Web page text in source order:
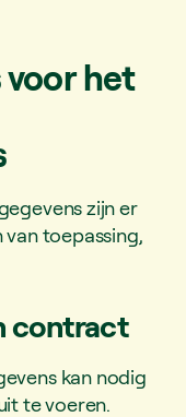
voor het
zijn er
toepassing,
contract
kan nodig
te voeren.